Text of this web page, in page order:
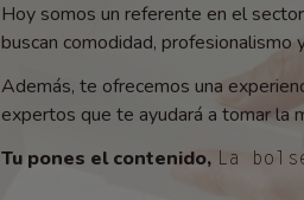
Hoy somos un referente en el
buscan comodidad, profesionalismo
Además, te ofrecemos una
expertos que te ayudará a tomar la
Tu pones el contenido, La